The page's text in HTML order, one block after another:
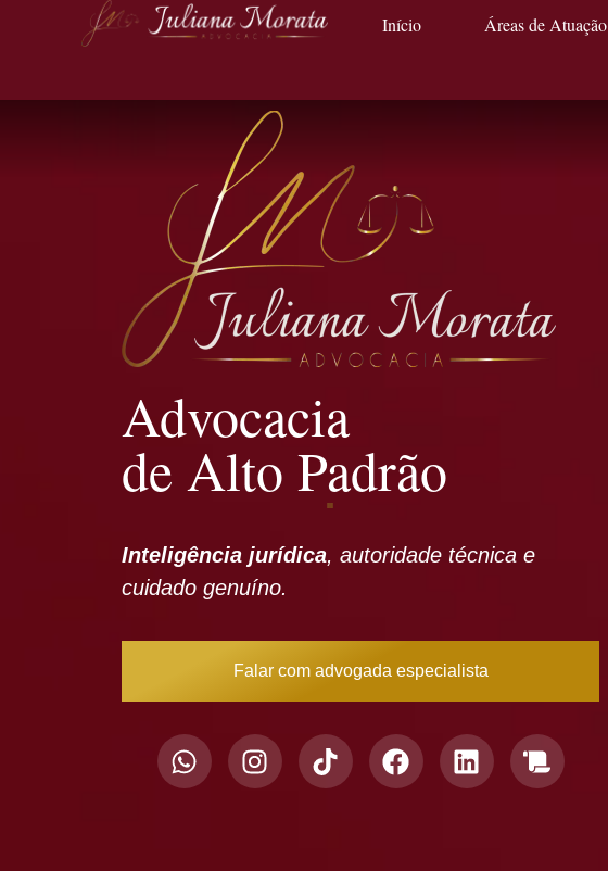
Início Áreas de Atuação
Advocacia
de Alto Padrão
Inteligência jurídica, autoridade técnica e
cuidado genuíno.
Falar com advogada especialista